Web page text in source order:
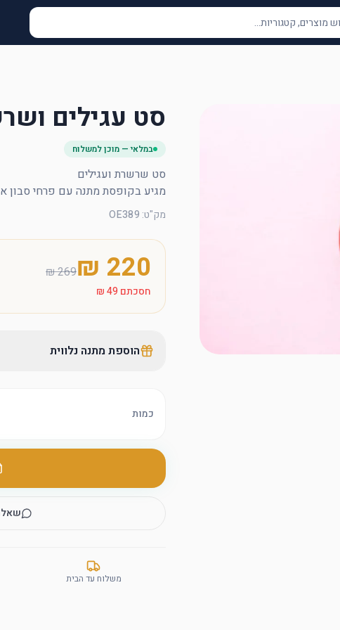
סט עגילים
במלאי — מוכן למשלוח
מגיע בקופסת מתנה עם פרחי סבון
מק"ט:
OE389
חסכתם
הוספת מתנה נלווית
כמות
משלוח עד הבית